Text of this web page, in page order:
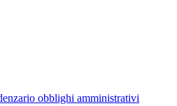
obblighi amministrativi